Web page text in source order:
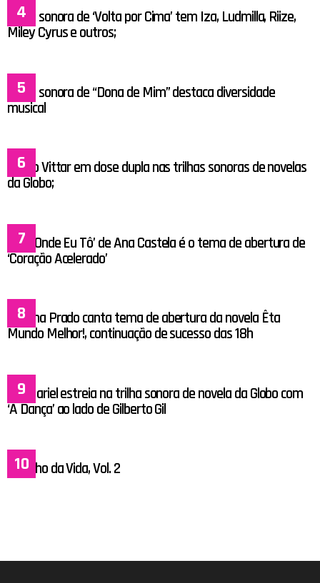
Trilha sonora de ‘Volta por Cima’ tem Iza, Ludmilla, Riize,
Miley Cyrus e outros;
Trilha sonora de “Dona de Mim” destaca diversidade
musical
Pabllo Vittar em dose dupla nas trilhas sonoras de novelas
da Globo;
‘Olha Onde Eu Tô’ de Ana Castela é o tema de abertura de
‘Coração Acelerado’
Lauana Prado canta tema de abertura da novela Êta
Mundo Melhor!, continuação de sucesso das 18h
MC Hariel estreia na trilha sonora de novela da Globo com
‘A Dança’ ao lado de Gilberto Gil
Espelho da Vida, Vol. 2